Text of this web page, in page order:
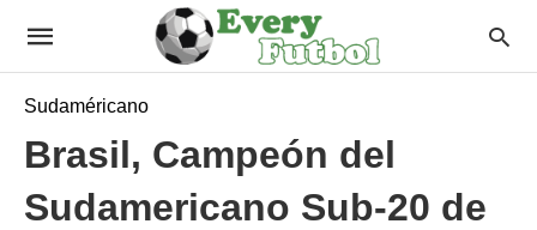
Sudaméricano
Brasil, Campeón del
Sudamericano Sub-20 de